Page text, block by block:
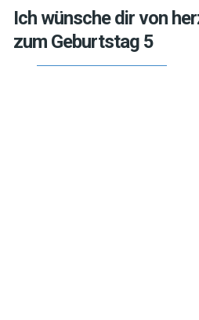
Ich wünsche dir von
zum Geburtstag 5